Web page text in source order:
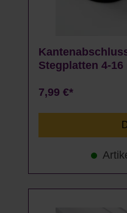
Stegplatten 4-16
7,99 €*